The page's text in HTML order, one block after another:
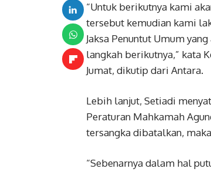
“Untuk berikutnya kami
tersebut kemudian kami
Jaksa Penuntut Umum
langkah berikutnya,” kata
Jumat, dikutip dari Antara.
Lebih lanjut, Setiadi
Peraturan Mahkamah
tersangka dibatalkan,
“Sebenarnya dalam hal